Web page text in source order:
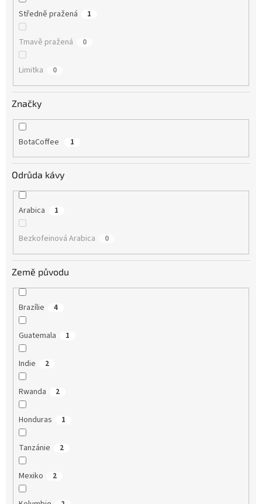
Středně pražená 1
Tmavě pražená 0
Limitka 0
Značky
BotaCoffee 1
Odrůda kávy
Arabica 1
Bezkofeinová Arabica 0
Země původu
Brazílie 4
Guatemala 1
Indie 2
Rwanda 2
Honduras 1
Tanzánie 2
Mexiko 2